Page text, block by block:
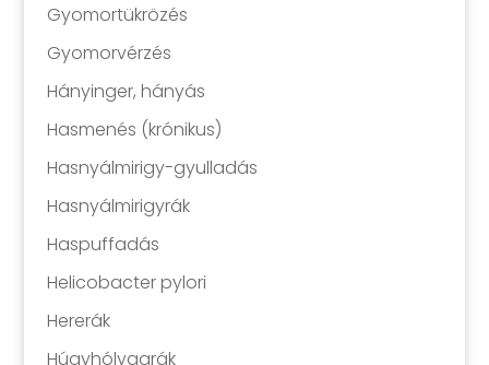
Gyomortükrözés
Gyomorvérzés
Hányinger, hányás
Hasmenés (krónikus)
Hasnyálmirigy-gyulladás
Hasnyálmirigyrák
Haspuffadás
Helicobacter pylori
Hererák
Húgyhólyagrák